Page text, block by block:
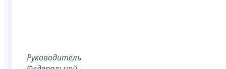
Руководитель